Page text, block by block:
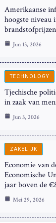
Amerikaanse
hoogste niveau
brandstofprijzen
Jun 13, 2026
TECHNOLOGY
Tjechische
in zaak van
Jun 3, 2026
ZAKELIJK
Economie van
Economische
jaar boven de
Mei 29, 2026